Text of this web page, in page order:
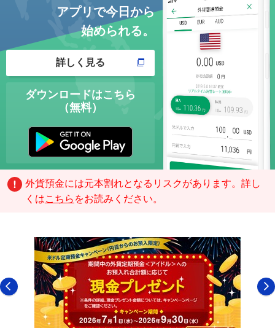
アプリで今日から
始められる。
詳しく見る
ダウンロードはこちら
（無料）
外貨預金には元本割れとなるリスクがあります。詳し
くはこちら をお読みください。